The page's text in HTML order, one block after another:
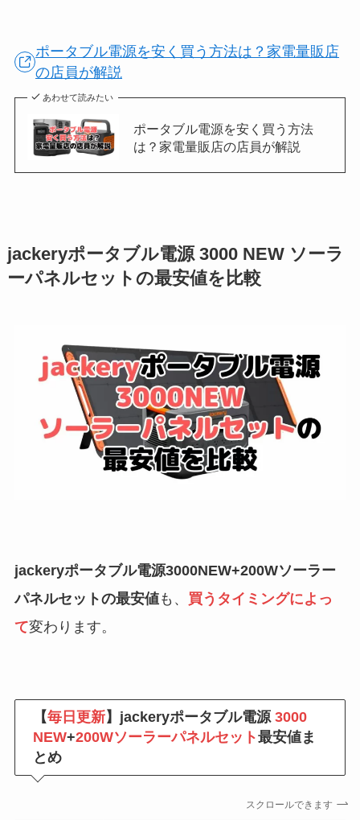
ポータブル電源を安く買う方法は？家電量販店
の店員が解説
あわせて読みたい
ポータブル電源を安く買う方法
は？家電量販店の店員が解説
jackeryポータブル電源 3000 NEW ソーラ
ーパネルセットの最安値を比較
jackeryポータブル電源3000NEW+200Wソーラー
パネルセットの最安値も、 買うタイミングによっ
て変わります。
【毎日更新】jackeryポータブル電源3000
NEW+200Wソーラーパネルセット最安値ま
とめ
スクロールできます